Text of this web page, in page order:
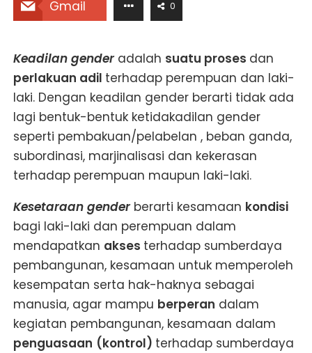
Gmail 0
Keadilan gender adalah suatu proses dan
perlakuan adil terhadap perempuan dan laki-
laki. Dengan keadilan gender berarti tidak ada
lagi bentuk-bentuk ketidakadilan gender
seperti pembakuan/pelabelan , beban ganda,
subordinasi, marjinalisasi dan kekerasan
terhadap perempuan maupun laki-laki.
Kesetaraan gender berarti kesamaan kondisi
bagi laki-laki dan perempuan dalam
mendapatkan akses terhadap sumberdaya
pembangunan, kesamaan untuk memperoleh
kesempatan serta hak-haknya sebagai
manusia, agar mampu berperan dalam
kegiatan pembangunan, kesamaan dalam
penguasaan (kontrol) terhadap sumberdaya